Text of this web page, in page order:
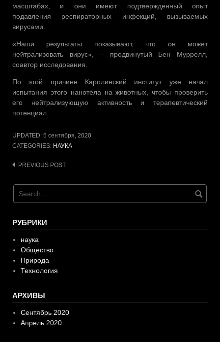
масштабах, и они имеют подтвержденный опыт
подавления респираторных инфекций, вызываемых
вирусами.
«Наши результаты показывают, что он может
нейтрализовать вирус», – продвинутый Бен Муррелл,
соавтор исследования.
По этой причине Каролинский институт уже начал
испытания этого нанотела на животных, чтобы проверить
его нейтрализующую активность и терапевтический
потенциал.
UPDATED: 5 сентября, 2020
CATEGORIES: НАУКА
Post
PREVIOUS POST
РУБРИКИ
наука
Общество
Природа
Технология
АРХИВЫ
Сентябрь 2020
Апрель 2020